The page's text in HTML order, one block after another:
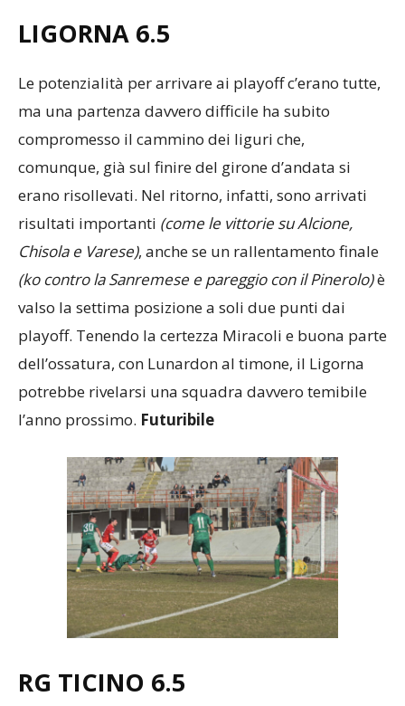
LIGORNA 6.5
Le potenzialità per arrivare ai playoff c’erano tutte,
ma una partenza davvero difficile ha subito
compromesso il cammino dei liguri che,
comunque, già sul finire del girone d’andata si
erano risollevati. Nel ritorno, infatti, sono arrivati
risultati importanti (come le vittorie su Alcione,
Chisola e Varese), anche se un rallentamento finale
(ko contro la Sanremese e pareggio con il Pinerolo)è
valso la settima posizione a soli due punti dai
playoff. Tenendo la certezza Miracoli e buona parte
dell’ossatura, con Lunardon al timone, il Ligorna
potrebbe rivelarsi una squadra davvero temibile
l’anno prossimo. Futuribile
RG TICINO 6.5